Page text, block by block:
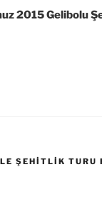
2015 Gelibolu
ŞEHITLIK TURU